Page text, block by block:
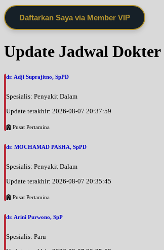
Daftarkan Saya via Member VIP
Update Jadwal
dr. Adji Suprajitno, SpPD
Spesialis: Penyakit Dalam
Update terakhir: 2026-08-07 20:37:59
Pusat Pertamina
dr. MOCHAMAD PASHA, SpPD
Spesialis: Penyakit Dalam
Update terakhir: 2026-08-07 20:35:45
Pusat Pertamina
dr. Arini Purwono, SpP
Spesialis: Paru